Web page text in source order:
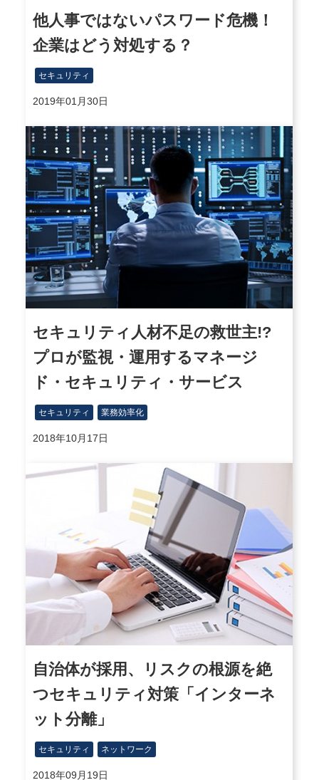
他人事ではないパスワード危機！
企業はどう対処する？
セキュリティ
2019年01月30日
セキュリティ人材不足の救世主!?
プロが監視・運用するマネージ
ド・セキュリティ・サービス
セキュリティ 業務効率化
2018年10月17日
自治体が採用、リスクの根源を絶
つセキュリティ対策「インターネ
ット分離」
セキュリティ ネットワーク
2018年09月19日